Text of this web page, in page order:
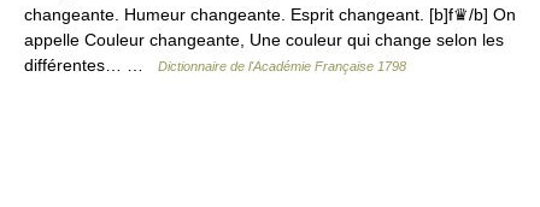
changeante. Humeur changeante. Esprit changeant. [b]f♛/b] On
appelle Couleur changeante, Une couleur qui change selon les
différentes… …
Dictionnaire de l'Académie Française 1798